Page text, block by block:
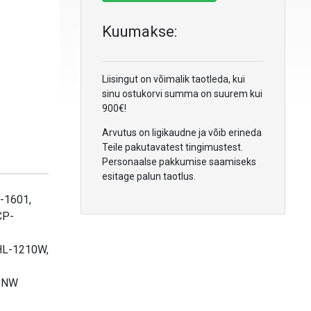
1601,
1210W,
Kuumakse:
Liisingut on võimalik taotleda, kui
sinu ostukorvi summa on suurem kui
900€!
Arvutus on ligikaudne ja võib erineda
Teile pakutavatest tingimustest.
Personaalse pakkumise saamiseks
esitage palun taotlus.